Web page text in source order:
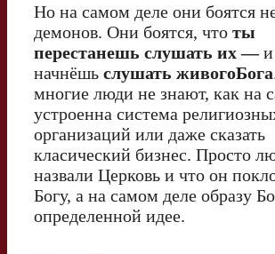
Но на самом деле они боятся
демонов. Они боятся, что ты
перестанешь слушать их —и
начнёшь слушать живогоБога
многие люди не знают, как на
устроенна система
организаций или даже сказать
класический бизнес. Просто
назвали Церковь и что он
Богу, а на самом деле образу
определенной идее.